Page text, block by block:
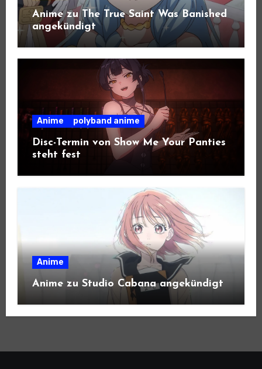
Anime zu The True Saint Was Banished
angekündigt
Anime polyband anime
Disc-Termin von Show Me Your Panties
steht fest
Anime
Anime zu Studio Cabana angekündigt